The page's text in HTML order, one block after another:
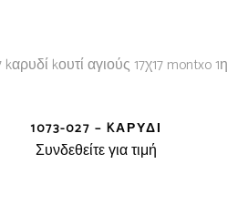
1073-027 – KΑΡΥΔΊ
Συνδεθείτε για τιμή